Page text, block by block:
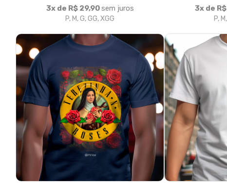
Terezinha N Roses
R$ 99,99
R$ 89,70
3x de R$ 29,90sem juros
P, M, G, GG, XGG
R$ 99,99
3x de R$
P,
|<